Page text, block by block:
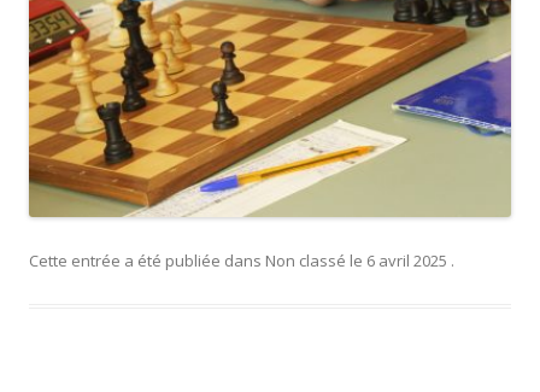
Cette entrée a été publiée dans Non classé le 6 avril 2025 .